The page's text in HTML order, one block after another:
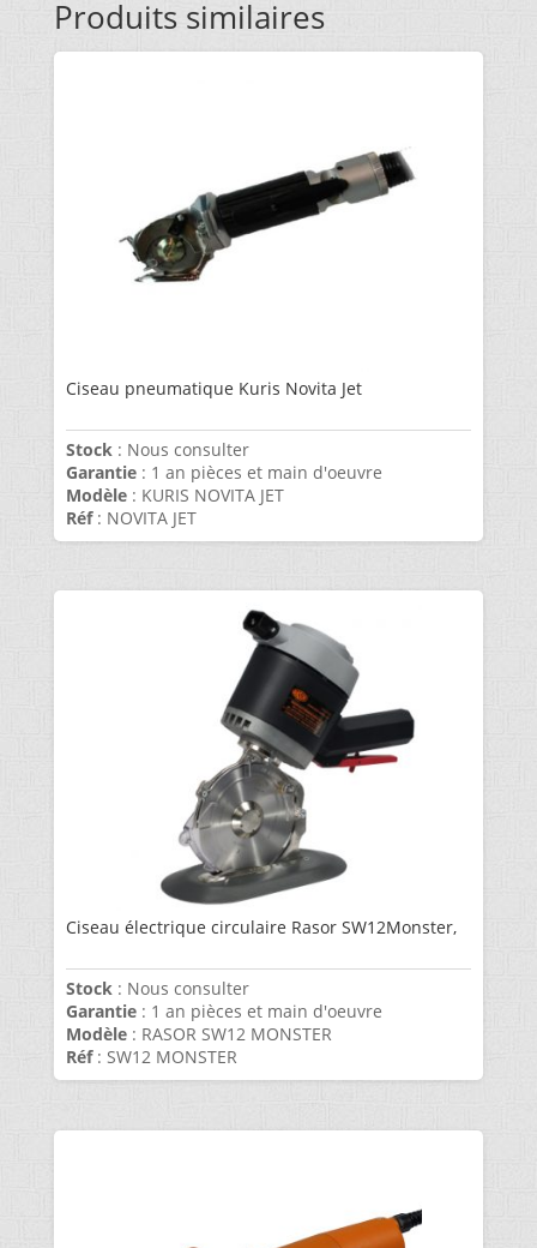
Produits similaires
Ciseau pneumatique Kuris Novita Jet
Stock: Nous consulter
Garantie: 1 an pièces et main d'oeuvre
Modèle: KURIS NOVITA JET
Réf: NOVITA JET
Ciseau électrique circulaire Rasor SW12Monster,
Stock: Nous consulter
Garantie: 1 an pièces et main d'oeuvre
Modèle: RASOR SW12 MONSTER
Réf: SW12 MONSTER